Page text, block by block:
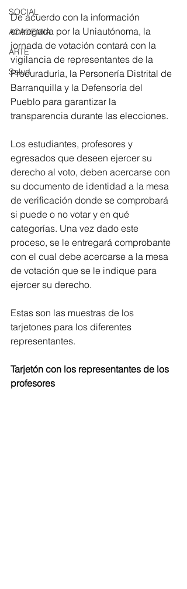
SOCIAL
ACADEMIA
ARTE
Salud
De acuerdo con la información
entregada por la Uniautónoma, la
jornada de votación contará con la
vigilancia de representantes de la
Procuraduría, la Personería Distrital de
Barranquilla y la Defensoría del
Pueblo para garantizar la
transparencia durante las elecciones.
Los estudiantes, profesores y
egresados que deseen ejercer su
derecho al voto, deben acercarse con
su documento de identidad a la mesa
de verificación donde se comprobará
si puede o no votar y en qué
categorías. Una vez dado este
proceso, se le entregará comprobante
con el cual debe acercarse a la mesa
de votación que se le indique para
ejercer su derecho.
Estas son las muestras de los
tarjetones para los diferentes
representantes.
Tarjetón con los representantes de los
profesores